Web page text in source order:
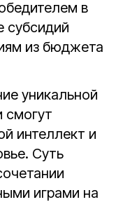
в
субсидий
из бюджета
уникальной
смогут
интеллект и
Суть
играми на